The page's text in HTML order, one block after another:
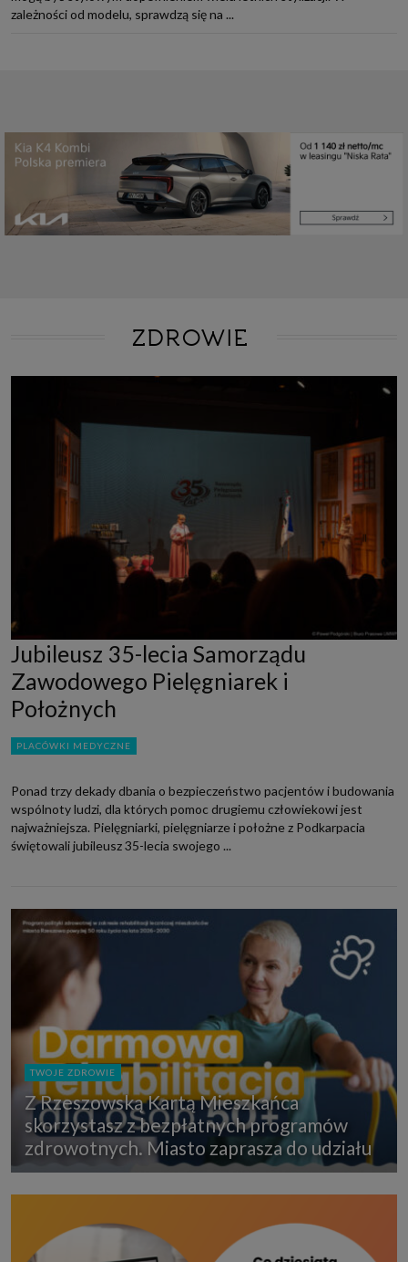
zależności od modelu, sprawdzą się na ...
ZDROWIE
Jubileusz 35-lecia Samorządu
Zawodowego Pielęgniarek i
Położnych
PLACÓWKI MEDYCZNE
Ponad trzy dekady dbania o bezpieczeństwo pacjentów i budowania
wspólnoty ludzi, dla których pomoc drugiemu człowiekowi jest
najważniejsza. Pielęgniarki, pielęgniarze i położne z Podkarpacia
świętowali jubileusz 35-lecia swojego ...
TWOJE ZDROWIE
Z Rzeszowską Kartą Mieszkańca
skorzystasz z bezpłatnych programów
zdrowotnych. Miasto zaprasza do udziału